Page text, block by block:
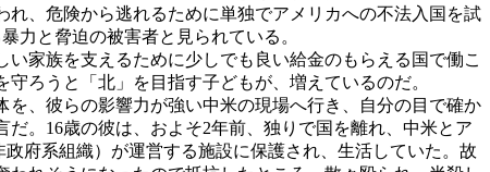
、危険から逃れるために単独でアメリカへの不法入国を試
力と脅迫の被害者と見られている。
家族を支えるために少しでも良い給金のもらえる国で働こ
ろうと「北」を目指す子どもが、増えているのだ。
、彼らの影響力が強い中米の現場へ行き、自分の目で確か
。16歳の彼は、およそ2年前、独りで国を離れ、中米とア
府系組織）が運営する施設に保護され、生活していた。故